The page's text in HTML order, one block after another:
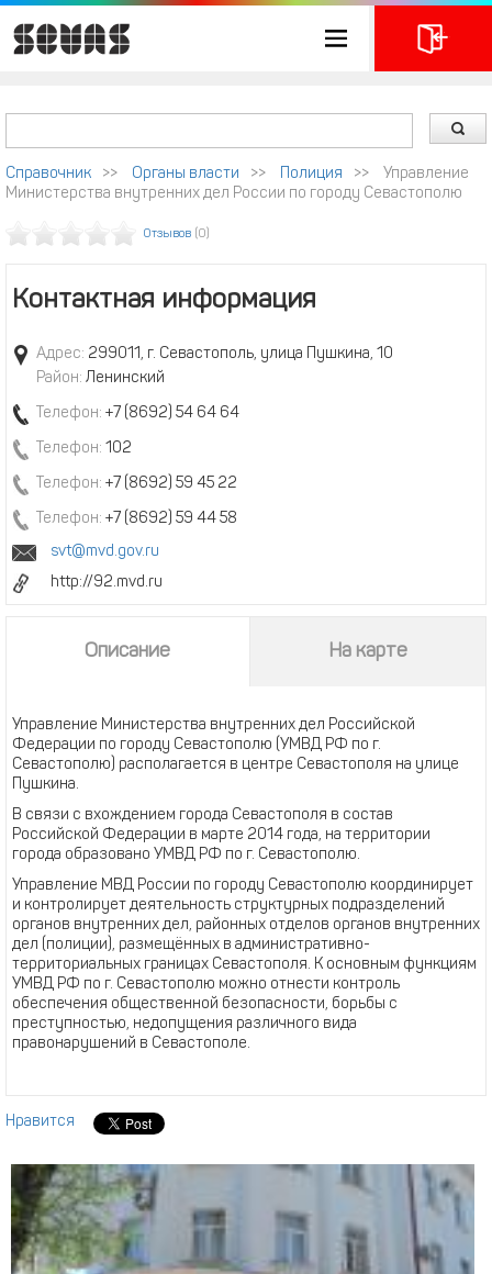
Справочник >> Органы власти >> Полиция >>
Управление
Министерства внутренних дел России по городу Севастополю
Отзывов (0)
Контактная информация
Адрес: 299011, г. Севастополь, улица Пушкина, 10
Район: Ленинский
Телефон: +7 (8692) 54 64 64
Телефон: 102
Телефон: +7 (8692) 59 45 22
Телефон: +7 (8692) 59 44 58
svt@mvd.gov.ru
http://92.mvd.ru
Описание На карте
Управление Министерства внутренних дел Российской
Федерации по городу Севастополю (УМВД РФ по г.
Севастополю) располагается в центре Севастополя на улице
Пушкина.
В связи с вхождением города Севастополя в состав
Российской Федерации в марте 2014 года, на территории
города образовано УМВД РФ по г. Севастополю.
Управление МВД России по городу Севастополю координирует
и контролирует деятельность структурных подразделений
органов внутренних дел, районных отделов органов внутренних
дел (полиции), размещённых в административно-
территориальных границах Севастополя. К основным функциям
УМВД РФ по г. Севастополю можно отнести контроль
обеспечения общественной безопасности, борьбы с
преступностью, недопущения различного вида
правонарушений в Севастополе.
Нравится